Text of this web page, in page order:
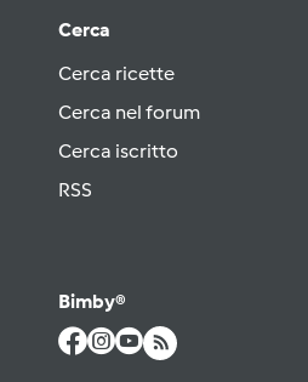
Cerca
Cerca ricette
Cerca nel forum
Cerca iscritto
RSS
Bimby®